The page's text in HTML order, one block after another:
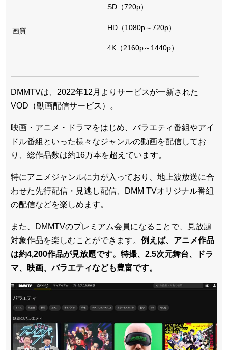
画質
SD（720p）
HD（1080p～720p）
4K（2160p～1440p）
DMMTVは、2022年12月よりサービスが一新された
VOD（動画配信サービス）。
映画・アニメ・ドラマをはじめ、バラエティ番組やアイ
ドル番組といった様々なジャンルの動画を配信してお
り、総作品数は約16万本を超えています。
特にアニメジャンルに力が入っており、地上波放送に合
わせた先行配信・見逃し配信、DMM TVオリジナル番組
の配信などを楽しめます。
また、DMMTVのプレミアム会員になることで、見放題
対象作品を楽しむことができます。 例えば、アニメ作品
は約4,200作品が見放題です。特撮、2.5次元舞台、ドラ
マ、映画、バラエティなども豊富です。